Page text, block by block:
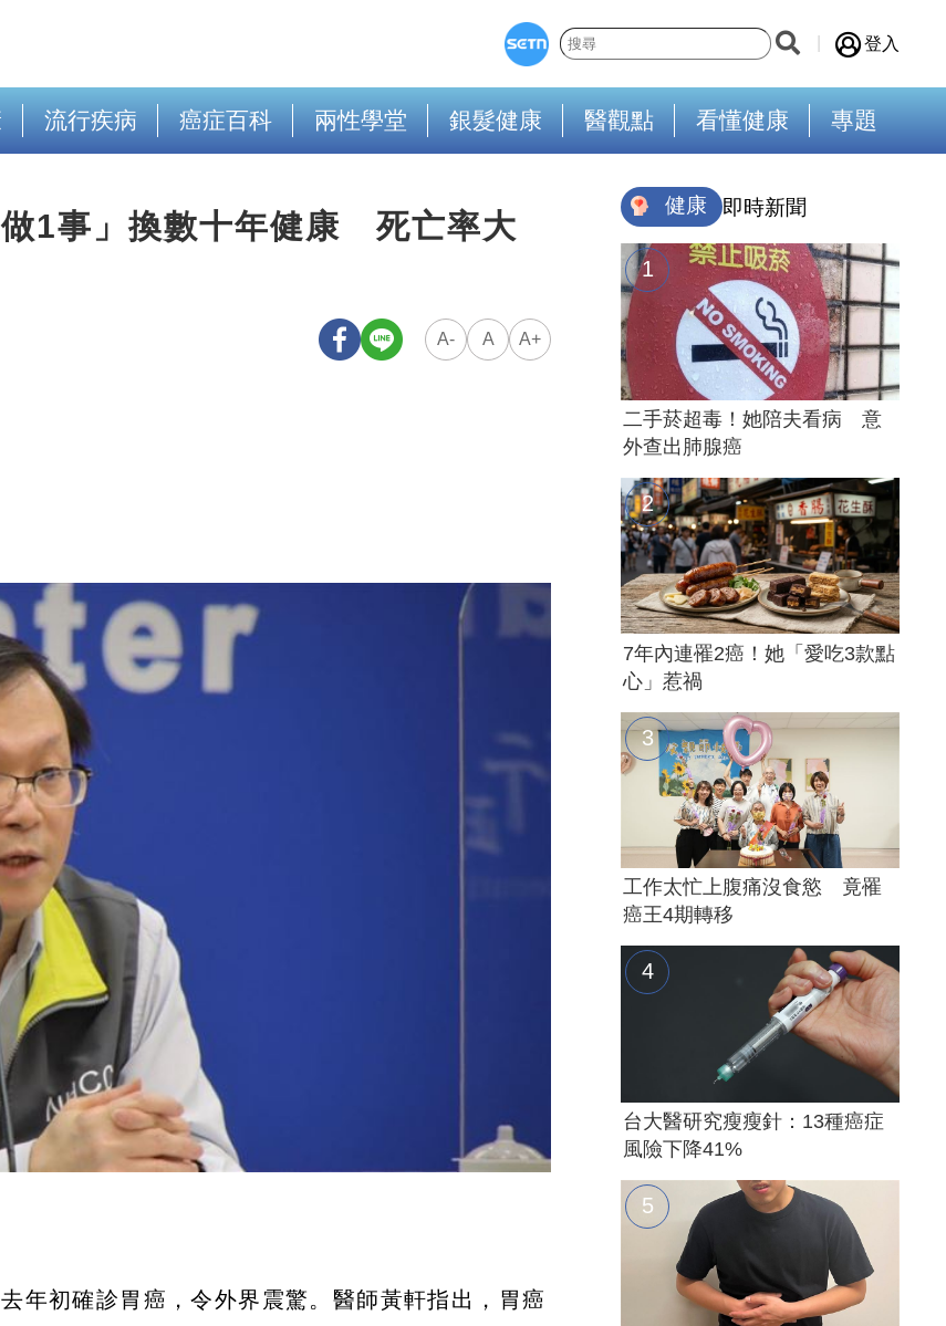
登入
流行疾病 癌症百科 兩性學堂 銀髮健康 醫觀點 看懂健康 專題
1事」換數十年健康 死亡率大
A- A A+
年初確診胃癌，令外界震驚。醫師黃軒指出，胃癌
健康 即時新聞
二手菸超毒！她陪夫看病 意
外查出肺腺癌
7年內連罹2癌！她「愛吃3款點
心」惹禍
工作太忙上腹痛沒食慾 竟罹
癌王4期轉移
台大醫研究瘦瘦針：13種癌症
風險下降41%